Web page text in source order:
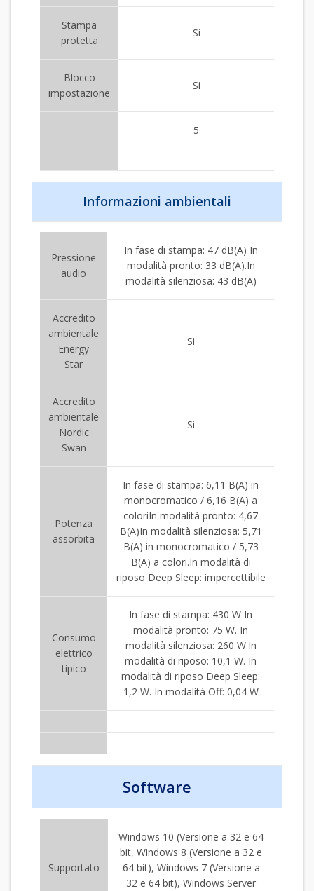
Stampa
protetta
Si
Blocco
impostazione
Si
5
Informazioni ambientali
Pressione
audio
In fase di stampa: 47 dB(A) In
modalità pronto: 33 dB(A).In
modalità silenziosa: 43 dB(A)
Accredito
ambientale
Energy
Star
Si
Accredito
ambientale
Nordic
Swan
Si
Potenza
assorbita
In fase di stampa: 6,11 B(A) in
monocromatico / 6,16 B(A) a
coloriIn modalità pronto: 4,67
B(A)In modalità silenziosa: 5,71
B(A) in monocromatico / 5,73
B(A) a colori.In modalità di
riposo Deep Sleep: impercettibile
Consumo
elettrico
tipico
In fase di stampa: 430 W In
modalità pronto: 75 W. In
modalità silenziosa: 260 W.In
modalità di riposo: 10,1 W. In
modalità di riposo Deep Sleep:
1,2 W. In modalità Off: 0,04 W
Software
Supportato
Windows 10 (Versione a 32 e 64
bit, Windows 8 (Versione a 32 e
64 bit), Windows 7 (Versione a
32 e 64 bit), Windows Server